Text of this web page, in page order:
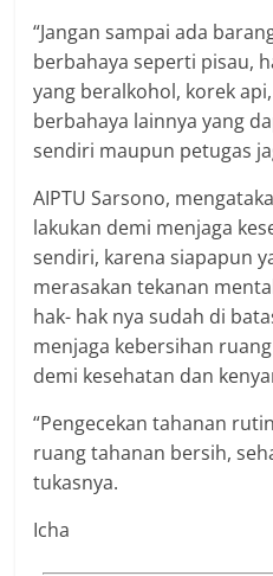
“Jangan sampai ada
berbahaya seperti pisau,
yang beralkohol, korek
berbahaya lainnya yang
sendiri maupun petugas
AIPTU Sarsono,
lakukan demi menjaga
sendiri, karena siapapun
merasakan tekanan
hak- hak nya sudah di
menjaga kebersihan
demi kesehatan dan
“Pengecekan tahanan
ruang tahanan bersih,
tukasnya.
Icha